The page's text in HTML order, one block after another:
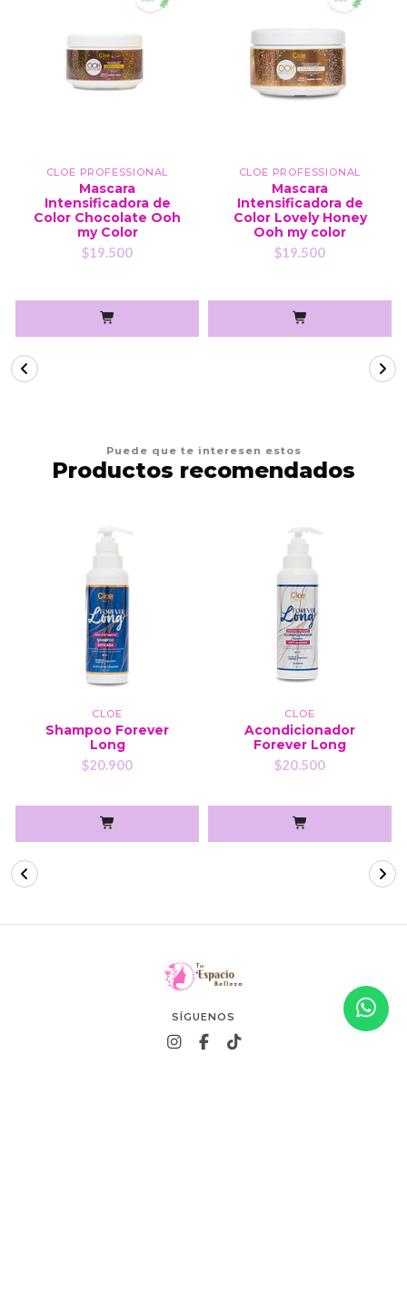
CLOE PROFESSIONAL
Mascara
Intensificadora de
Color Chocolate Ooh
my Color
$19.500
CLOE PROFESSIONAL
Mascara
Intensificadora de
Color Lovely Honey
Ooh my color
$19.500
Puede que te interesen estos
Productos recomendados
CLOE
Shampoo Forever
Long
$20.900
CLOE
Acondicionador
Forever Long
$20.500
SÍGUENOS